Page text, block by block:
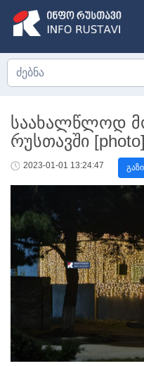
საახალწლოდ
რუსთავში [photo]
2023-01-01 13:24:47